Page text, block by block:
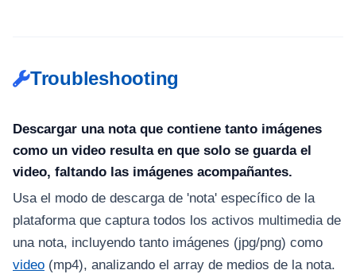
Troubleshooting
Descargar una nota que contiene tanto imágenes
como un video resulta en que solo se guarda el
video, faltando las imágenes acompañantes.
Usa el modo de descarga de 'nota' específico de la
plataforma que captura todos los activos multimedia de
una nota, incluyendo tanto imágenes (jpg/png) como
video (mp4), analizando el array de medios de la nota.